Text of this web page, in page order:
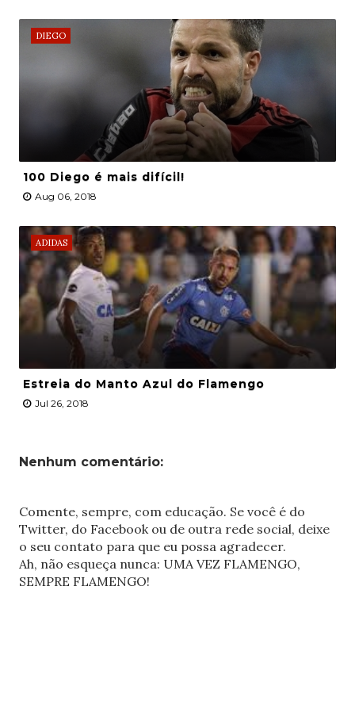
DIEGO
100 Diego é mais difícil!
Aug 06, 2018
ADIDAS
Estreia do Manto Azul do Flamengo
Jul 26, 2018
Nenhum comentário:
Comente, sempre, com educação. Se você é do
Twitter, do Facebook ou de outra rede social, deixe
o seu contato para que eu possa agradecer.
Ah, não esqueça nunca: UMA VEZ FLAMENGO,
SEMPRE FLAMENGO!